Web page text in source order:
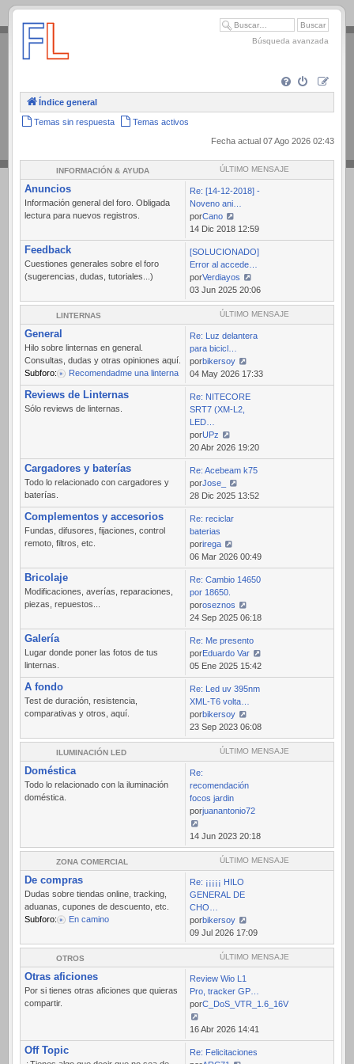
.
Búsqueda avanzada
Índice general
Temas sin respuesta
Temas activos
Fecha actual 07 Ago 2026 02:43
INFORMACIÓN & AYUDA ÚLTIMO MENSAJE
Anuncios
Información general del foro. Obligada
lectura para nuevos registros.
Re: [14-12-2018] -
Noveno ani…
porCano
Ver
último
mensaje
14 Dic 2018 12:59
Feedback
Cuestiones generales sobre el foro
(sugerencias, dudas, tutoriales...)
[SOLUCIONADO]
Error al accede…
porVerdiayos
Ver
último
mensaje
03 Jun 2025 20:06
LINTERNAS ÚLTIMO MENSAJE
General
Hilo sobre linternas en general.
Consultas, dudas y otras opiniones aquí.
Subforo:
Recomendadme una linterna
Re: Luz delantera
para bicicl…
porbikersoy
Ver
último
mensaje
04 May 2026 17:33
Reviews de Linternas
Sólo reviews de linternas.
Re: NITECORE
SRT7 (XM-L2,
LED…
porUPz
Ver
último
mensaje
20 Abr 2026 19:20
Cargadores y baterías
Todo lo relacionado con cargadores y
baterías.
Re: Acebeam k75
porJose_
Ver
último
mensaje
28 Dic 2025 13:52
Complementos y accesorios
Fundas, difusores, fijaciones, control
remoto, filtros, etc.
Re: reciclar
baterias
porirega
Ver
último
mensaje
06 Mar 2026 00:49
Bricolaje
Modificaciones, averías, reparaciones,
piezas, repuestos...
Re: Cambio 14650
por 18650.
poroseznos
Ver
último
mensaje
24 Sep 2025 06:18
Galería
Lugar donde poner las fotos de tus
linternas.
Re: Me presento
porEduardo Var
Ver
último
mensaje
05 Ene 2025 15:42
A fondo
Test de duración, resistencia,
comparativas y otros, aquí.
Re: Led uv 395nm
XML-T6 volta…
porbikersoy
Ver
último
mensaje
23 Sep 2023 06:08
ILUMINACIÓN LED ÚLTIMO MENSAJE
Doméstica
Todo lo relacionado con la iluminación
doméstica.
Re:
recomendación
focos jardin
porjuanantonio72
Ver
último
mensaje
14 Jun 2023 20:18
ZONA COMERCIAL ÚLTIMO MENSAJE
De compras
Dudas sobre tiendas online, tracking,
aduanas, cupones de descuento, etc.
Subforo:
En camino
Re: ¡¡¡¡¡ HILO
GENERAL DE
CHO…
porbikersoy
Ver
último
mensaje
09 Jul 2026 17:09
OTROS ÚLTIMO MENSAJE
Otras aficiones
Por si tienes otras aficiones que quieras
compartir.
Review Wio L1
Pro, tracker GP…
porC_DoS_VTR_1.6_16V
Ver
último
mensaje
16 Abr 2026 14:41
Off Topic
Re: Felicitaciones